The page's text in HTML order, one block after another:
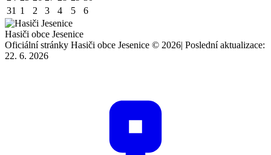
31 1 2 3 4 5 6
Hasiči obce Jesenice
Oficiální stránky Hasiči obce Jesenice © 2026| Poslední aktualizace:
22. 6. 2026